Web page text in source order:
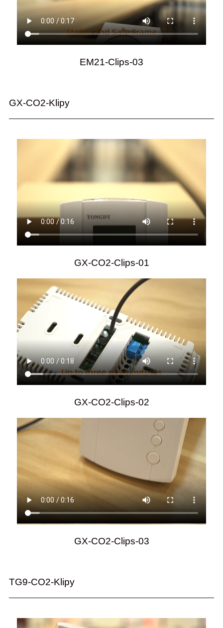
EM21-Clips-03
GX-CO2-Klipy
GX-CO2-Clips-01
GX-CO2-Clips-02
GX-CO2-Clips-03
TG9-CO2-Klipy